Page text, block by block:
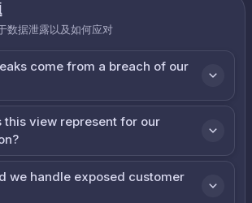
数据泄露以及如何应对
come from a breach of our
this view represent for our
we handle exposed customer